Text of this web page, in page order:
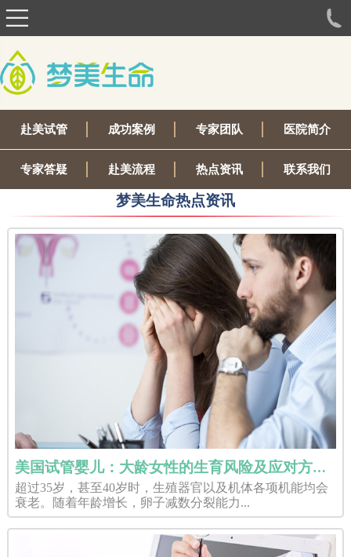
赴美试管 成功案例 专家团队 医院简介
专家答疑 赴美流程 热点资讯 联系我们
梦美生命热点资讯
美国试管婴儿：大龄女性的生育风险及应对方法是什么？
超过35岁，甚至40岁时，生殖器官以及机体各项机能均会
衰老。随着年龄增长，卵子减数分裂能力...